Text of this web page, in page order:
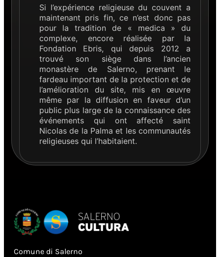
Si l’expérience religieuse du couvent a
maintenant pris fin, ce n’est donc pas
pour la tradition de « medica » du
complexe, encore réalisée par la
Fondation Ebris, qui depuis 2012 a
trouvé son siège dans l’ancien
monastère de Salerno, prenant le
fardeau important de la protection et de
l’amélioration du site, mis en œuvre
même par la diffusion en faveur d’un
public plus large de la connaissance des
événements qui ont affecté saint
Nicolas de la Palma et les communautés
religieuses qui l’habitaient.
Comune di Salerno